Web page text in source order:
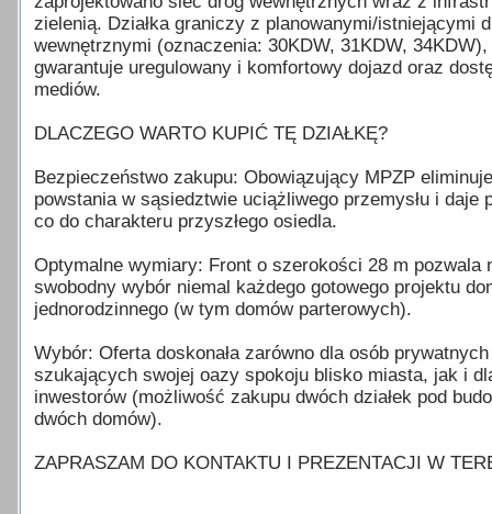
zielenią. Działka graniczy z planowanymi/istniejącymi
wewnętrznymi (oznaczenia: 30KDW, 31KDW, 34KDW),
gwarantuje uregulowany i komfortowy dojazd oraz
mediów.
DLACZEGO WARTO KUPIĆ TĘ DZIAŁKĘ?
Bezpieczeństwo zakupu: Obowiązujący MPZP
powstania w sąsiedztwie uciążliwego przemysłu i daje
co do charakteru przyszłego osiedla.
Optymalne wymiary: Front o szerokości 28 m pozwala
swobodny wybór niemal każdego gotowego projektu
jednorodzinnego (w tym domów parterowych).
Wybór: Oferta doskonała zarówno dla osób prywatnych
szukających swojej oazy spokoju blisko miasta, jak i
inwestorów (możliwość zakupu dwóch działek pod
dwóch domów).
ZAPRASZAM DO KONTAKTU I PREZENTACJI W